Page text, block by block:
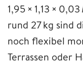
1,95 × 1,13 ×
rund 27 kg sind
noch flexibel
Terrassen oder